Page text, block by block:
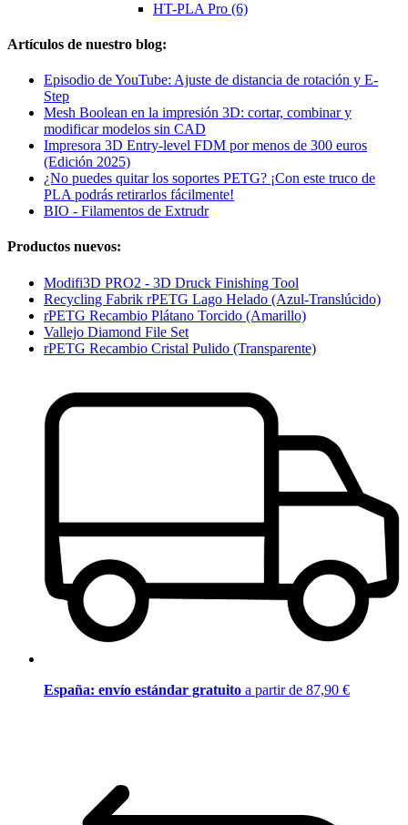
HT-PLA Pro (6)
Artículos de nuestro blog:
Episodio de YouTube: Ajuste de distancia de rotación y E-
Step
Mesh Boolean en la impresión 3D: cortar, combinar y
modificar modelos sin CAD
Impresora 3D Entry-level FDM por menos de 300 euros
(Edición 2025)
¿No puedes quitar los soportes PETG? ¡Con este truco de
PLA podrás retirarlos fácilmente!
BIO - Filamentos de Extrudr
Productos nuevos:
Modifi3D PRO2 - 3D Druck Finishing Tool
Recycling Fabrik rPETG Lago Helado (Azul-Translúcido)
rPETG Recambio Plátano Torcido (Amarillo)
Vallejo Diamond File Set
rPETG Recambio Cristal Pulido (Transparente)
España: envío estándar gratuito a partir de 87,90 €